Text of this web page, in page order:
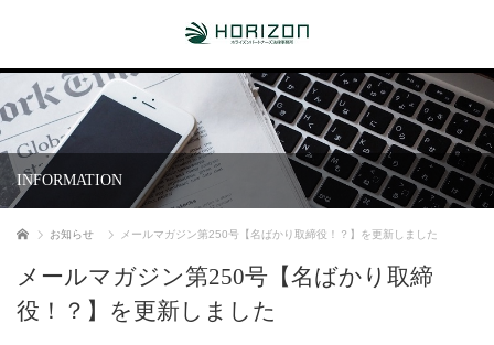
INFORMATION
ホーム お知らせ メールマガジン第250号【名ばかり取締役！？】を更新しました
メールマガジン第250号【名ばかり取締
役！？】を更新しました